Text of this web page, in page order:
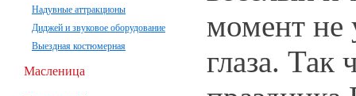
момент не
глаза. Так
Надувные аттракционы
Диджей и звуковое оборудование
Выездная костюмерная
Масленица